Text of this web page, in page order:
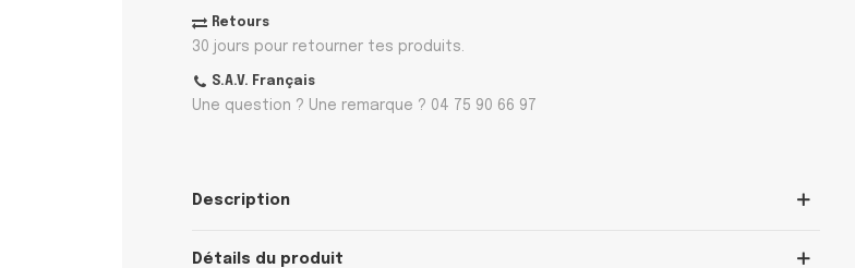
Retours
30 jours pour retourner tes produits.
S.A.V. Français
Une question ? Une remarque ? 04 75 90 66 97
Description
Détails du produit